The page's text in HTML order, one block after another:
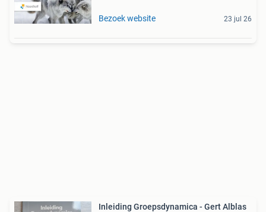
Bezoek website 23 jul 26
Inleiding Groepsdynamica - Gert Alblas